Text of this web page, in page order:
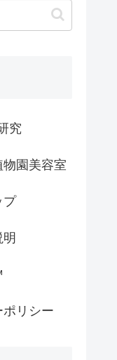
究
園美容室
プ
リシー